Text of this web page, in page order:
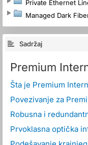
Private Ethernet
Managed Dark
Sadržaj
Premium
Šta je Premium
Povezivanje za
Robusna i
Prvoklasna optička